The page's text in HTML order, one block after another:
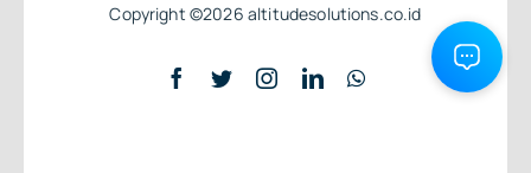
Copyright ©2026 altitudesolutions.co.id